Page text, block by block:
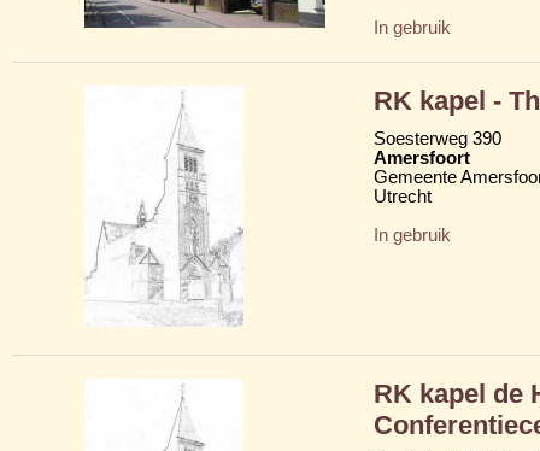
In gebruik
RK kapel -
Soesterweg 390
Amersfoort
Gemeente
Utrecht
In gebruik
RK kapel de